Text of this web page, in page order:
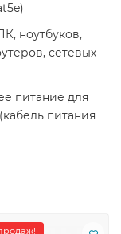
ноутбуков,
сетевых
питание для
питания